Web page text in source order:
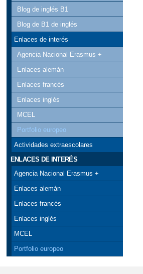
Blog de inglés B1
Blog de B1 de inglés
Enlaces de interés
Agencia Nacional Erasmus +
Enlaces alemán
Enlaces francés
Enlaces inglés
MCEL
Portfolio europeo
Actividades extraescolares
ENLACES DE INTERÉS
Agencia Nacional Erasmus +
Enlaces alemán
Enlaces francés
Enlaces inglés
MCEL
Portfolio europeo